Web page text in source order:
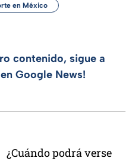
en México
contenido, sigue a
Google News!
¿Cuándo podrá verse